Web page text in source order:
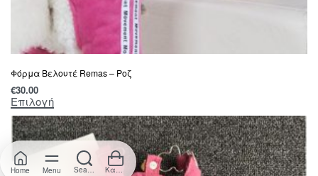
Φόρμα Βελουτέ Remas – Ροζ
€30.00
Επιλογή
Home Menu Search Καλάθι